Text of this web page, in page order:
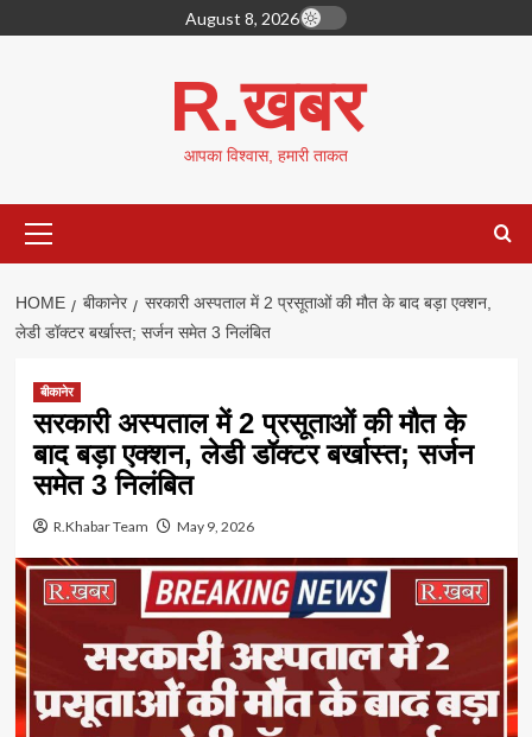
to
August 8, 2026
R.खबर
आपका विश्वास, हमारी ताकत
Menu
HOME बीकानेर
सरकारी अस्पताल में 2 प्रसूताओं की मौत के बाद बड़ा एक्शन,
लेडी डॉक्टर बर्खास्त; सर्जन समेत 3 निलंबित
बीकानेर
सरकारी अस्पताल में 2 प्रसूताओं की मौत के
बाद बड़ा एक्शन, लेडी डॉक्टर बर्खास्त; सर्जन
समेत 3 निलंबित
R.Khabar Team May 9, 2026